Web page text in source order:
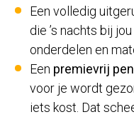
Een volledig
die ’s nachts bij
onderdelen en
Een premievrij
voor je wordt
iets kost. Dat